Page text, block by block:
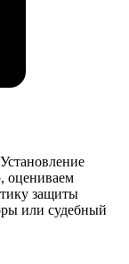
оцениваем
защиты
или судебный